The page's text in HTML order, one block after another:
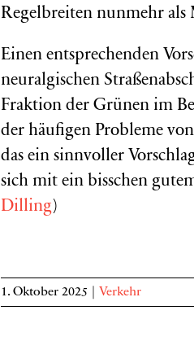
Regelbreiten nunmehr als
Einen entsprechenden
neuralgischen
Fraktion der Grünen im
der häufigen Probleme
das ein sinnvoller
sich mit ein bisschen
Dilling)
1. Oktober 2025 Verkehr